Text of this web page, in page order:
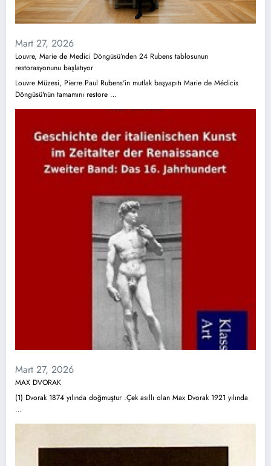
Mart 27, 2026
Louvre, Marie de Medici Döngüsü’nden 24 Rubens tablosunun
restorasyonunu başlatıyor
Louvre Müzesi, Pierre Paul Rubens'in mutlak başyapıtı Marie de Médicis
Döngüsü'nün tamamını restore …
Mart 27, 2026
MAX DVORAK
(1) Dvorak 1874 yılında doğmuştur .Çek asıllı olan Max Dvorak 1921 yılında
…